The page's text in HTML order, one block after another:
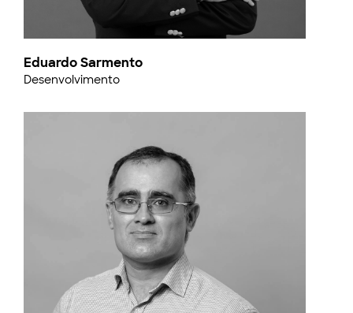
Eduardo Sarmento
Desenvolvimento